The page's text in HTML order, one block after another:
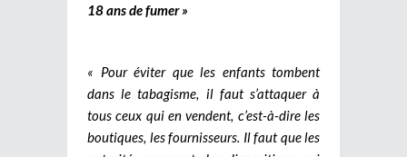
18 ans de fumer »
« Pour éviter que les enfants tombent
dans le tabagisme, il faut s’attaquer à
tous ceux qui en vendent, c’est-à-dire les
boutiques, les fournisseurs. Il faut que les